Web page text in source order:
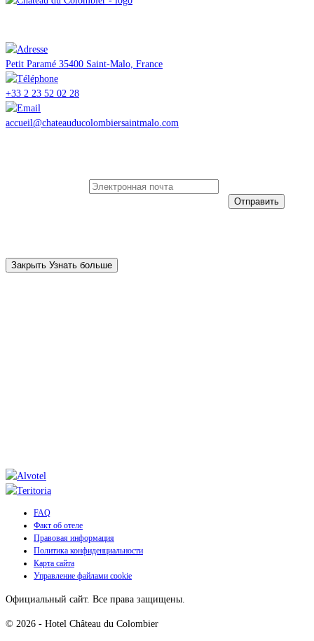
Petit Paramé 35400 Saint-Malo, France
+33 2 23 52 02 28
accueil@chateauducolombiersaintmalo.com
Отправить
Закрыть Узнать больше
FAQ
Факт об отеле
Правовая информация
Политика конфиденциальности
Карта сайта
Управление файлами cookie
Официальный сайт. Все права защищены.
© 2026 - Hotel Château du Colombier